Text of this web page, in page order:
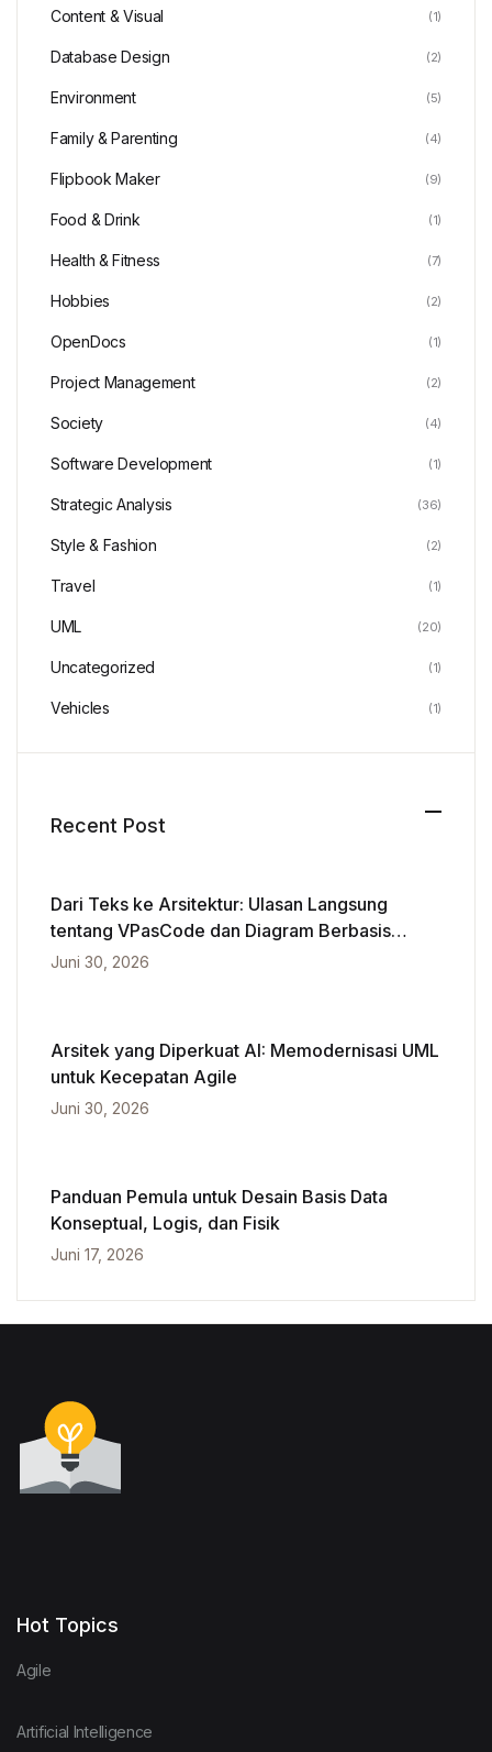
Content & Visual (1)
Database Design (2)
Environment (5)
Family & Parenting (4)
Flipbook Maker (9)
Food & Drink (1)
Health & Fitness (7)
Hobbies (2)
OpenDocs (1)
Project Management (2)
Society (4)
Software Development (1)
Strategic Analysis (36)
Style & Fashion (2)
Travel (1)
UML (20)
Uncategorized (1)
Vehicles (1)
Recent Post
Dari Teks ke Arsitektur: Ulasan Langsung
tentang VPasCode dan Diagram Berbasis
Kecerdasan Buatan
Juni 30, 2026
Arsitek yang Diperkuat AI: Memodernisasi UML
untuk Kecepatan Agile
Juni 30, 2026
Panduan Pemula untuk Desain Basis Data
Konseptual, Logis, dan Fisik
Juni 17, 2026
Hot Topics
Agile
Artificial Intelligence